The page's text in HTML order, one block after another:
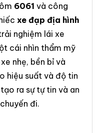
6061 và công
xe đạp địa hình
nghiệm lái xe
cái nhìn thẩm mỹ
nhẹ, bền bỉ và
hiệu suất và độ tin
ra sự tự tin và an
đi.